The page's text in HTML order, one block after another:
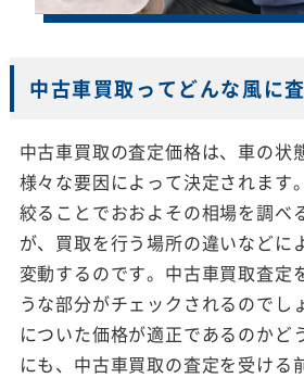
中古車買取ってどんな風に
中古車買取の査定価格は、車の状
様々な要因によって決定されます
絞ることでおおよその相場を調べ
が、買取を行う場所の違いなどに
変動するのです。中古車買取査定
うな部分がチェックされるのでし
についた価格が適正であるのかど
にも、中古車買取の査定を受ける